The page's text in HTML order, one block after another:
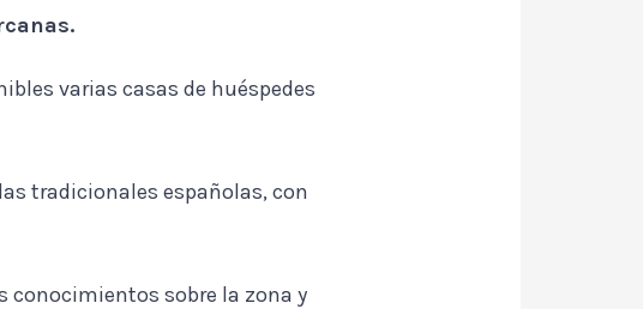
varias casas de huéspedes
tradicionales españolas, con
conocimientos sobre la zona y